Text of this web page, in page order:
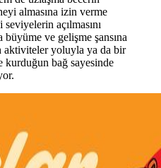
almasına izin verme
açılmasını
ve gelişme şansına
aktiviteler yoluyla ya da bir
kurduğun bağ sayesinde